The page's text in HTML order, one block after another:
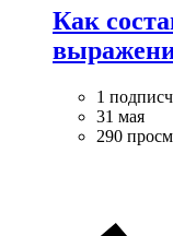
Как
1
31 мая
290